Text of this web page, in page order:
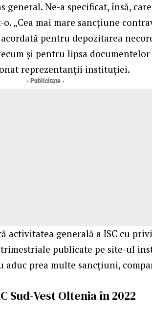
general. Ne-a specificat, însă,
„Cea mai mare sancțiune
pentru depozitarea
şi pentru lipsa documentelor
reprezentanţii instituţiei.
- Publicitate -
activitatea generală a ISC cu
publicate pe site-ul
prea multe sancţiuni,
Sud-Vest Oltenia în 2022